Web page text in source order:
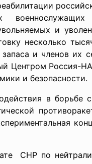
и
несколько
и членов их
Центром Россия-
и безопасности.
в борьбе
СНР по